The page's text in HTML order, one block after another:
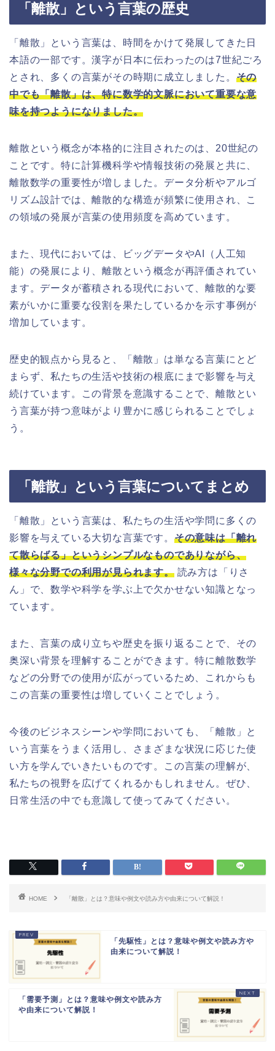
「離散」という言葉の歴史
「離散」という言葉は、時間をかけて発展してきた日
本語の一部です。漢字が日本に伝わったのは7世紀ごろ
とされ、多くの言葉がその時期に成立しました。 その
中でも「離散」は、特に数学的文脈において重要な意
味を持つようになりました。
離散という概念が本格的に注目されたのは、20世紀の
ことです。特に計算機科学や情報技術の発展と共に、
離散数学の重要性が増しました。データ分析やアルゴ
リズム設計では、離散的な構造が頻繁に使用され、こ
の領域の発展が言葉の使用頻度を高めています。
また、現代においては、ビッグデータやAI（人工知
能）の発展により、離散という概念が再評価されてい
ます。データが蓄積される現代において、離散的な要
素がいかに重要な役割を果たしているかを示す事例が
増加しています。
歴史的観点から見ると、「離散」は単なる言葉にとど
まらず、私たちの生活や技術の根底にまで影響を与え
続けています。この背景を意識することで、離散とい
う言葉が持つ意味がより豊かに感じられることでしょ
う。
「離散」という言葉についてまとめ
「離散」という言葉は、私たちの生活や学問に多くの
影響を与えている大切な言葉です。 その意味は「離れ
て散らばる」というシンプルなものでありながら、
様々な分野での利用が見られます。読み方は「りさ
ん」で、数学や科学を学ぶ上で欠かせない知識となっ
ています。
また、言葉の成り立ちや歴史を振り返ることで、その
奥深い背景を理解することができます。特に離散数学
などの分野での使用が広がっているため、これからも
この言葉の重要性は増していくことでしょう。
今後のビジネスシーンや学問においても、「離散」と
いう言葉をうまく活用し、さまざまな状況に応じた使
い方を学んでいきたいものです。この言葉の理解が、
私たちの視野を広げてくれるかもしれません。ぜひ、
日常生活の中でも意識して使ってみてください。
HOME 「離散」とは？意味や例文や読み方や由来について解説！
「先駆性」とは？意味や例文や読み方や
由来について解説！
「需要予測」とは？意味や例文や読み方
や由来について解説！